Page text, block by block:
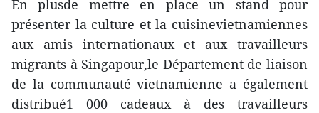
En plusde mettre en place un stand pour
présenter la culture et la cuisinevietnamiennes
aux amis internationaux et aux travailleurs
migrants à Singapour,le Département de liaison
de la communauté vietnamienne a également
distribué1 000 cadeaux à des travailleurs